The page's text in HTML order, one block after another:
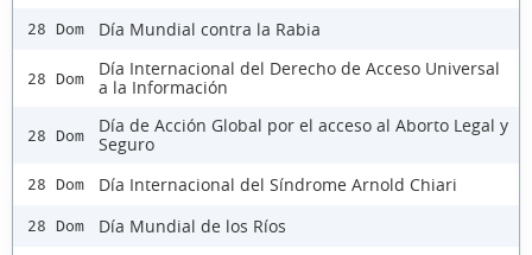
28 Dom Día Mundial contra la Rabia
28 Dom
Día Internacional del Derecho de Acceso Universal
a la Información
28 Dom
Día de Acción Global por el acceso al Aborto Legal y
Seguro
28 Dom Día Internacional del Síndrome Arnold Chiari
28 Dom Día Mundial de los Ríos